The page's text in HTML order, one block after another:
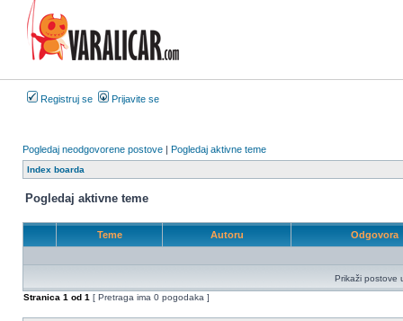
Registruj se Prijavite se
Pogledaj neodgovorene postove | Pogledaj aktivne teme
Index boarda
Pogledaj aktivne teme
Teme Autoru Odgovora
Prikaži postove
Stranica 1 od 1 [ Pretraga ima 0 pogodaka ]